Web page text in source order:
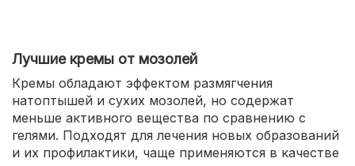
Лучшие кремы от мозолей
Кремы обладают эффектом размягчения
натоптышей и сухих мозолей, но содержат
меньше активного вещества по сравнению с
гелями. Подходят для лечения новых образований
и их профилактики, чаще применяются в качестве